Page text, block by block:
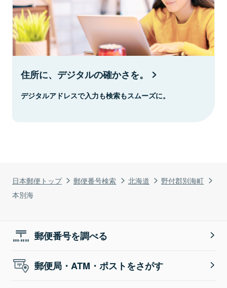
日本郵便トップ 郵便番号検索 北海道
野付郡別海町
本別海
住所に、デジタルの確かさを。
デジタルアドレスで入力も検索もスムーズに。
郵便番号を調べる
郵便局・ATM・ポストをさがす